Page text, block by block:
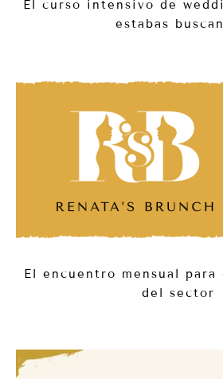
El curso intensivo de
estabas
El encuentro mensual para
del sector